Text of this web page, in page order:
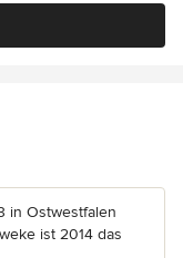
in Ostwestfalen
ist 2014 das